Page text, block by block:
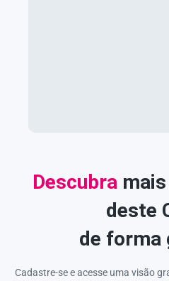
Descubramais
deste
de forma
Cadastre-se e acesse uma visão